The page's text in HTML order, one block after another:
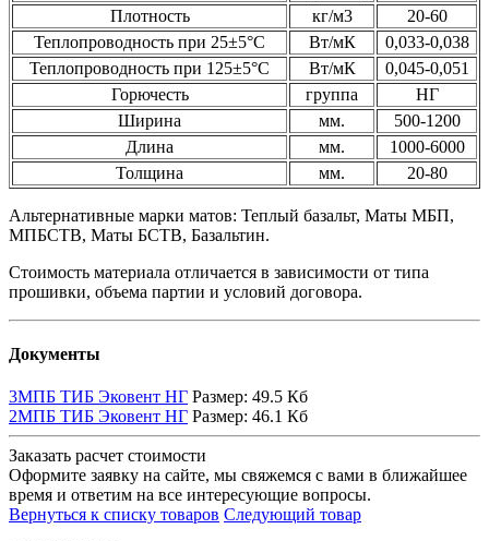
Плотность
кг/м3
20-60
Теплопроводность при 25±5°С
Вт/мК
0,033-0,038
Теплопроводность при 125±5°С
Вт/мК
0,045-0,051
Горючесть
группа
НГ
Ширина
мм.
500-1200
Длина
мм.
1000-6000
Толщина
мм. 20-80
Альтернативные марки матов: Теплый базальт, Маты МБП,
МПБСТВ, Маты БСТВ, Базальтин.
Стоимость материала отличается в зависимости от типа
прошивки, объема партии и условий договора.
Документы
3МПБ ТИБ Эковент НГ Размер: 49.5 Кб
2МПБ ТИБ Эковент НГ Размер: 46.1 Кб
Заказать расчет стоимости
Оформите заявку на сайте, мы свяжемся с вами в ближайшее
время и ответим на все интересующие вопросы.
Вернуться к списку товаров Следующий товар